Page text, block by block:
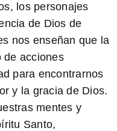
los personajes
de Dios de
nos enseñan que la
de acciones
para encontrarnos
y la gracia de Dios.
mentes y
Santo,